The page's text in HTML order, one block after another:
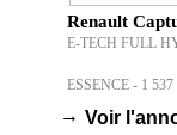
Renault
E-TECH FULL
ESSENCE - 1
→ Voir